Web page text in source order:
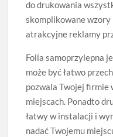
do drukowania
skomplikowane
atrakcyjne reklamy
Folia samoprzylepna
może być łatwo
pozwala Twojej firmie
miejscach. Ponadto
łatwy w instalacji i
nadać Twojemu